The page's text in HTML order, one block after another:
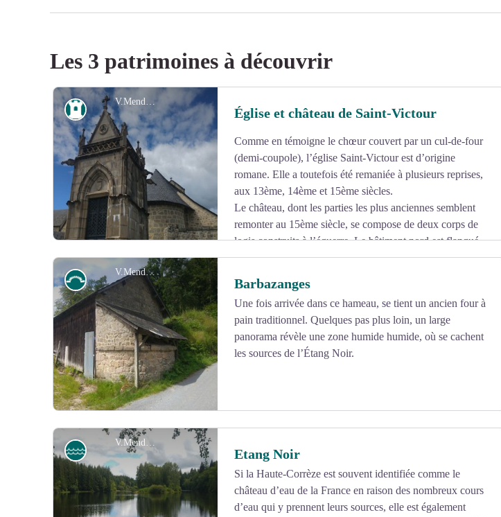
Les 3 patrimoines à découvrir
V.Mendras
Voir l'image en plein écran
Patrimoine Église et château de Saint-Victour
Comme en témoigne le chœur couvert par un cul-de-four
(demi-coupole), l’église Saint-Victour est d’origine
romane. Elle a toutefois été remaniée à plusieurs reprises,
aux 13ème, 14ème et 15ème siècles.
Le château, dont les parties les plus anciennes semblent
remonter au 15ème siècle, se compose de deux corps de
logis construits à l’équerre. Le bâtiment nord est flanqué
de deux tours circulaires, écimées à la Révolution. Le second logis à l’ouest est également
cantonné d’une grosse tour.
V.Mendras
Voir l'image en plein écran
Petit patrimoine Barbazanges
Une fois arrivée dans ce hameau, se tient un ancien four à
pain traditionnel. Quelques pas plus loin, un large
panorama révèle une zone humide humide, où se cachent
les sources de l’Étang Noir.
V.Mendras
Etang Etang Noir
Si la Haute-Corrèze est souvent identifiée comme le
château d’eau de la France en raison des nombreux cours
d’eau qui y prennent leurs sources, elle est également